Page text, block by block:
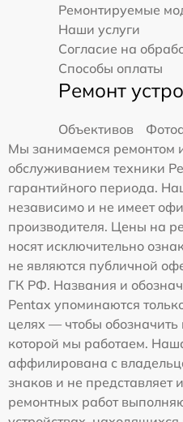
Ремонтируемые
Наши услуги
Согласие на
Способы оплаты
Ремонт
Объективов
Мы занимаемся ремонтом
обслуживанием техники
гарантийного периода.
независимо и не имеет
производителя. Цены на
носят исключительно
не являются публичной
ГК РФ. Названия и
Pentax упоминаются
целях — чтобы обозначить
которой мы работаем.
аффилирована с
знаков и не представляет
ремонтных работ